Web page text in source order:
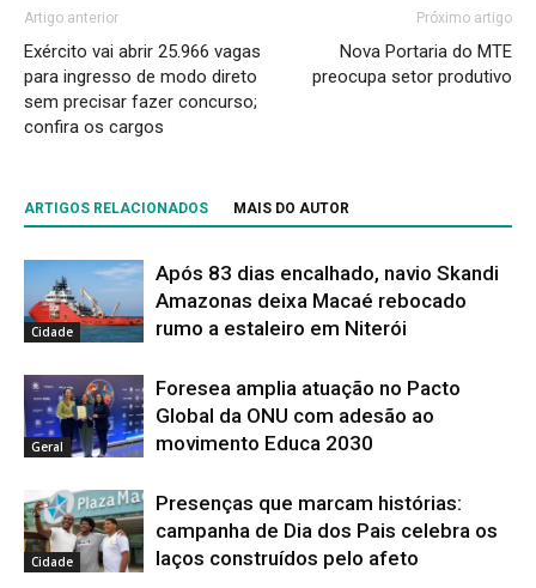
Artigo anterior
Exército vai abrir 25.966 vagas
para ingresso de modo direto
sem precisar fazer concurso;
confira os cargos
Próximo artigo
Nova Portaria do MTE
preocupa setor produtivo
ARTIGOS RELACIONADOS MAIS DO AUTOR
Cidade
Após 83 dias encalhado, navio Skandi
Amazonas deixa Macaé rebocado
rumo a estaleiro em Niterói
Geral
Foresea amplia atuação no Pacto
Global da ONU com adesão ao
movimento Educa 2030
Cidade
Presenças que marcam histórias:
campanha de Dia dos Pais celebra os
laços construídos pelo afeto